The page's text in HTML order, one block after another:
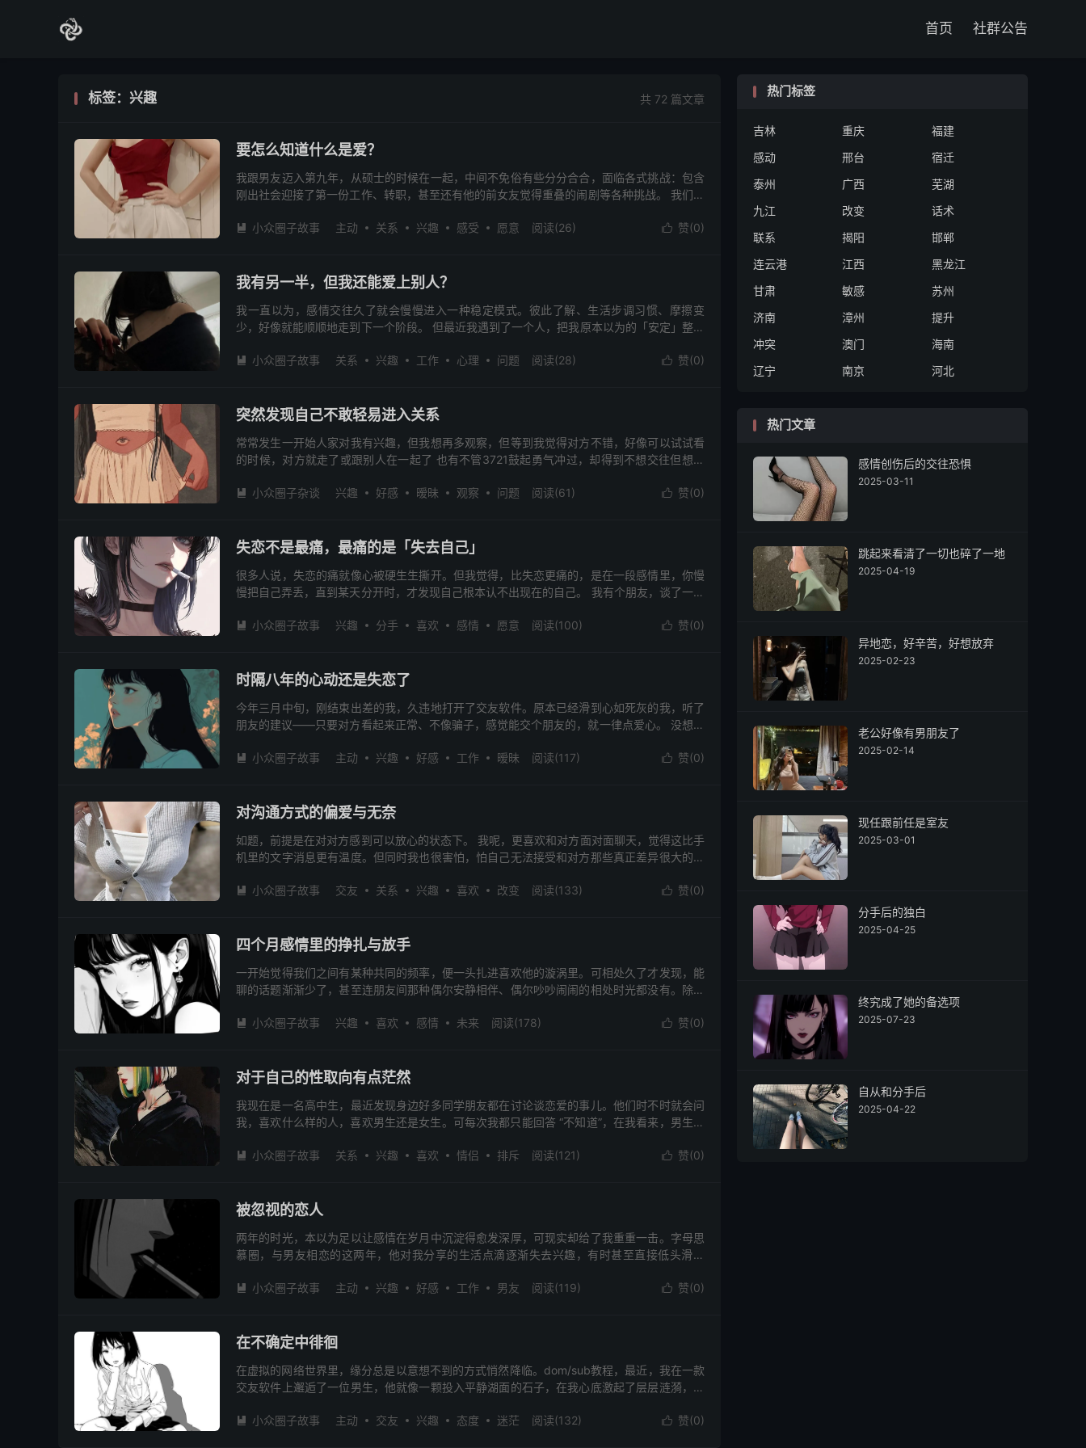
首页 社群公告
共 72 篇文章
标签：兴趣
要怎么知道什么是爱？
我跟男友迈入第九年，从硕士的时候在一起，中间不免俗有些分分合合，面临各式挑战：包含
刚出社会迎接了第一份工作、转职，甚至还有他的前女友觉得重叠的闹剧等各种挑战。 我们也
 赞(0)
 小众圈子故事 主动 关系 兴趣 感受 愿意 阅读(26)
我有另一半，但我还能爱上别人？
我一直以为，感情交往久了就会慢慢进入一种稳定模式。彼此了解、生活步调习惯、摩擦变
少，好像就能顺顺地走到下一个阶段。 但最近我遇到了一个人，把我原本以为的「安定」整个
 赞(0)
 小众圈子故事 关系 兴趣 工作 心理 问题 阅读(28)
突然发现自己不敢轻易进入关系
常常发生一开始人家对我有兴趣，但我想再多观察，但等到我觉得对方不错，好像可以试试看
的时候，对方就走了或跟别人在一起了 也有不管3721鼓起勇气冲过，却得到不想交往但想暧
 赞(0)
 小众圈子杂谈 兴趣 好感 暧昧 观察 问题 阅读(61)
失恋不是最痛，最痛的是「失去自己」
很多人说，失恋的痛就像心被硬生生撕开。但我觉得，比失恋更痛的，是在一段感情里，你慢
慢把自己弄丢，直到某天分开时，才发现自己根本认不出现在的自己。 我有个朋友，谈了一段
 赞(0)
 小众圈子故事 兴趣 分手 喜欢 感情 愿意 阅读(100)
时隔八年的心动还是失恋了
今年三月中旬，刚结束出差的我，久违地打开了交友软件。原本已经滑到心如死灰的我，听了
朋友的建议——只要对方看起来正常、不像骗子，感觉能交个朋友的，就一律点爱心。 没想到
 赞(0)
 小众圈子故事 主动 兴趣 好感 工作 暧昧 阅读(117)
对沟通方式的偏爱与无奈
如题，前提是在对对方感到可以放心的状态下。 我呢，更喜欢和对方面对面聊天，觉得这比手
机里的文字消息更有温度。但同时我也很害怕，怕自己无法接受和对方那些真正差异很大的地
 赞(0)
 小众圈子故事 交友 关系 兴趣 喜欢 改变 阅读(133)
四个月感情里的挣扎与放手
一开始觉得我们之间有某种共同的频率，便一头扎进喜欢他的漩涡里。可相处久了才发现，能
聊的话题渐渐少了，甚至连朋友间那种偶尔安静相伴、偶尔吵吵闹闹的相处时光都没有。除了
 赞(0)
 小众圈子故事 兴趣 喜欢 感情 未来 阅读(178)
对于自己的性取向有点茫然
我现在是一名高中生，最近发现身边好多同学朋友都在讨论谈恋爱的事儿。他们时不时就会问
我，喜欢什么样的人，喜欢男生还是女生。可每次我都只能回答 “不知道”，在我看来，男生女
 赞(0)
 小众圈子故事 关系 兴趣 喜欢 情侣 排斥 阅读(121)
被忽视的恋人
两年的时光，本以为足以让感情在岁月中沉淀得愈发深厚，可现实却给了我重重一击。字母思
慕圈，与男友相恋的这两年，他对我分享的生活点滴逐渐失去兴趣，有时甚至直接低头滑手
 赞(0)
 小众圈子故事 主动 兴趣 好感 工作 男友 阅读(119)
在不确定中徘徊
在虚拟的网络世界里，缘分总是以意想不到的方式悄然降临。dom/sub教程，最近，我在一款
交友软件上邂逅了一位男生，他就像一颗投入平静湖面的石子，在我心底激起了层层涟漪，让
 赞(0)
 小众圈子故事 主动 交友 兴趣 态度 迷茫 阅读(132)
热门标签
吉林 重庆
福建
感动
邢台
宿迁
泰州
广西
芜湖
九江
改变
话术
联系
揭阳
邯郸
连云港
江西
黑龙江
甘肃
敏感
苏州
济南
漳州
提升
冲突
澳门
海南
辽宁
南京 河北
热门文章
感情创伤后的交往恐惧
2025-03-11
跳起来看清了一切也碎了一地
2025-04-19
异地恋，好辛苦，好想放弃
2025-02-23
老公好像有男朋友了
2025-02-14
现任跟前任是室友
2025-03-01
分手后的独白
2025-04-25
终究成了她的备选项
2025-07-23
自从和分手后
2025-04-22